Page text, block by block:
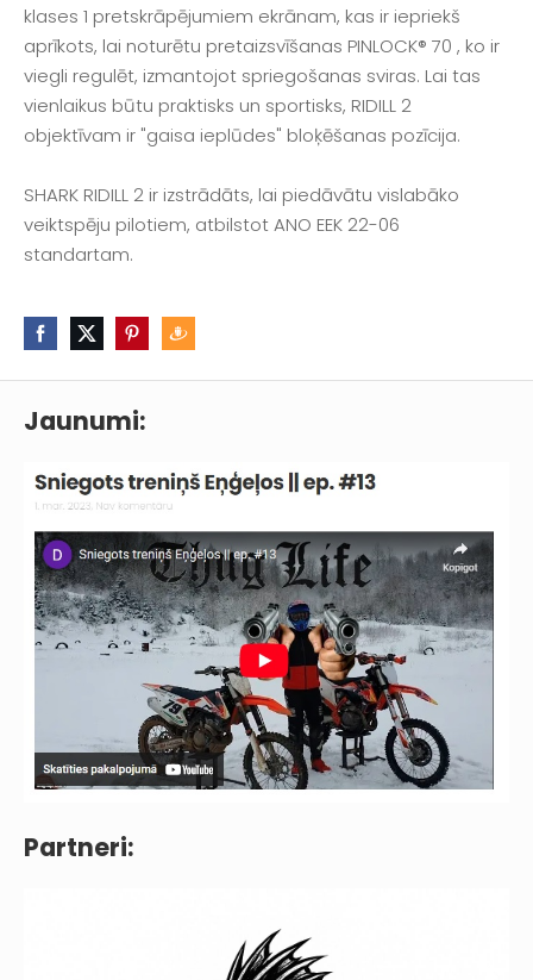
Jaunumi:
Partneri:
klases 1 pretskrāpējumiem ekrānam, kas ir iepriekš
aprīkots, lai noturētu pretaizsvīšanas PINLOCK® 70 , ko ir
viegli regulēt, izmantojot spriegošanas sviras. Lai tas
vienlaikus būtu praktisks un sportisks, RIDILL 2
objektīvam ir "gaisa ieplūdes" bloķēšanas pozīcija.
SHARK RIDILL 2 ir izstrādāts, lai piedāvātu vislabāko
veiktspēju pilotiem, atbilstot ANO EEK 22-06
standartam.